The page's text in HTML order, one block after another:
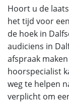
Hoort u de
het tijd voor
de hoek in
audiciens in
afspraak
hoorspecialist
weg te helpen
verplicht om